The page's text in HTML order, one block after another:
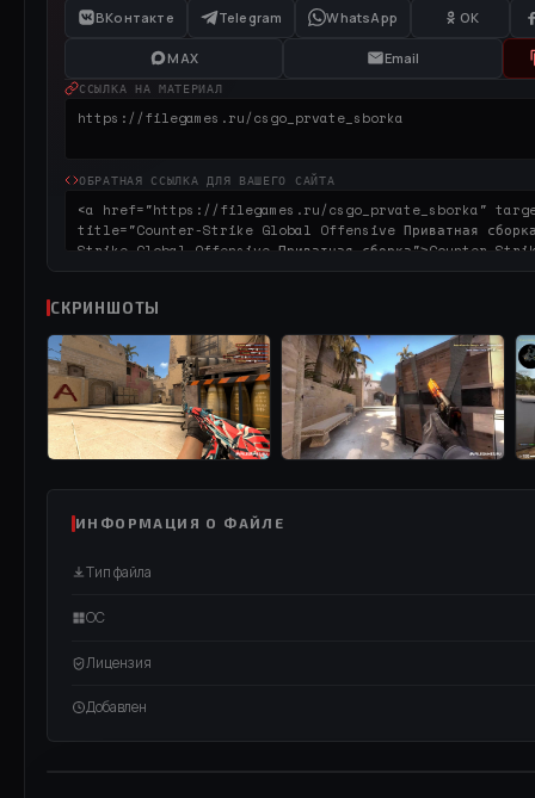
ВКонтакте Telegram WhatsApp OK
MAX Email
ССЫЛКА НА МАТЕРИАЛ
ОБРАТНАЯ ССЫЛКА ДЛЯ ВАШЕГО САЙТА
СКРИНШОТЫ
ИНФОРМАЦИЯ О ФАЙЛЕ
Тип файла
ОС
Лицензия
Добавлен
СМОТРЕТЬ ВИДЕО